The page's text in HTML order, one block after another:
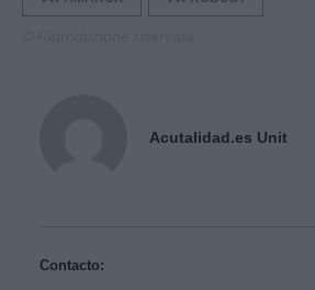
Acutalidad.es Unit
Contacto: